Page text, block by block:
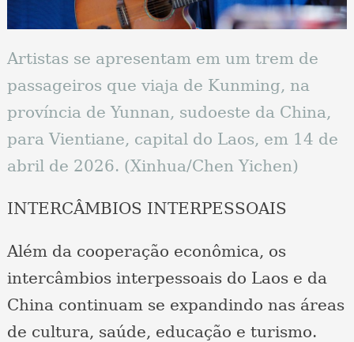
Artistas se apresentam em um trem de
passageiros que viaja de Kunming, na
província de Yunnan, sudoeste da China,
para Vientiane, capital do Laos, em 14 de
abril de 2026. (Xinhua/Chen Yichen)
INTERCÂMBIOS INTERPESSOAIS
Além da cooperação econômica, os
intercâmbios interpessoais do Laos e da
China continuam se expandindo nas áreas
de cultura, saúde, educação e turismo.